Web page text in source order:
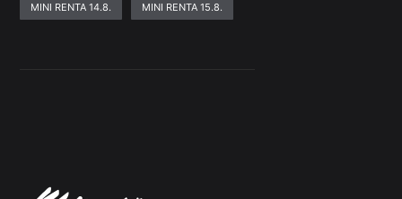
MINI RENTA 14.8. MINI RENTA 15.8.